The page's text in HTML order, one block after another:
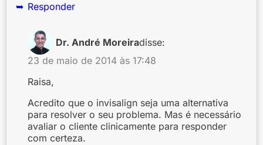
Responder
Dr. André Moreiradisse:
23 de maio de 2014 às 17:48
Raisa,
Acredito que o invisalign seja uma alternativa
para resolver o seu problema. Mas é necessário
avaliar o cliente clinicamente para responder
com certeza.